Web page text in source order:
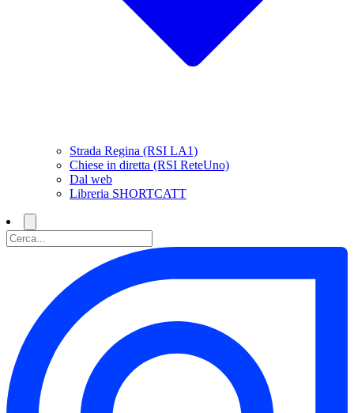
Strada Regina (RSI LA1)
Chiese in diretta (RSI ReteUno)
Dal web
Libreria SHORTCATT